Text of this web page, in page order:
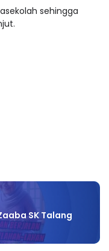
sehingga
SK Talang